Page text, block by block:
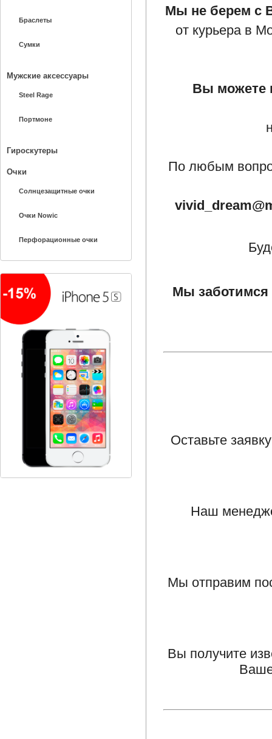
Браслеты
Сумки
Мужские аксессуары
Steel Rage
Портмоне
Гироскутеры
Очки
Солнцезащитные очки
Очки Nowic
Перфорационные очки
Мы не берем с
от курьера в
Вы можете
По любым
Мы заботимся
Оставьте
Наш
Мы отправим
Вы получите